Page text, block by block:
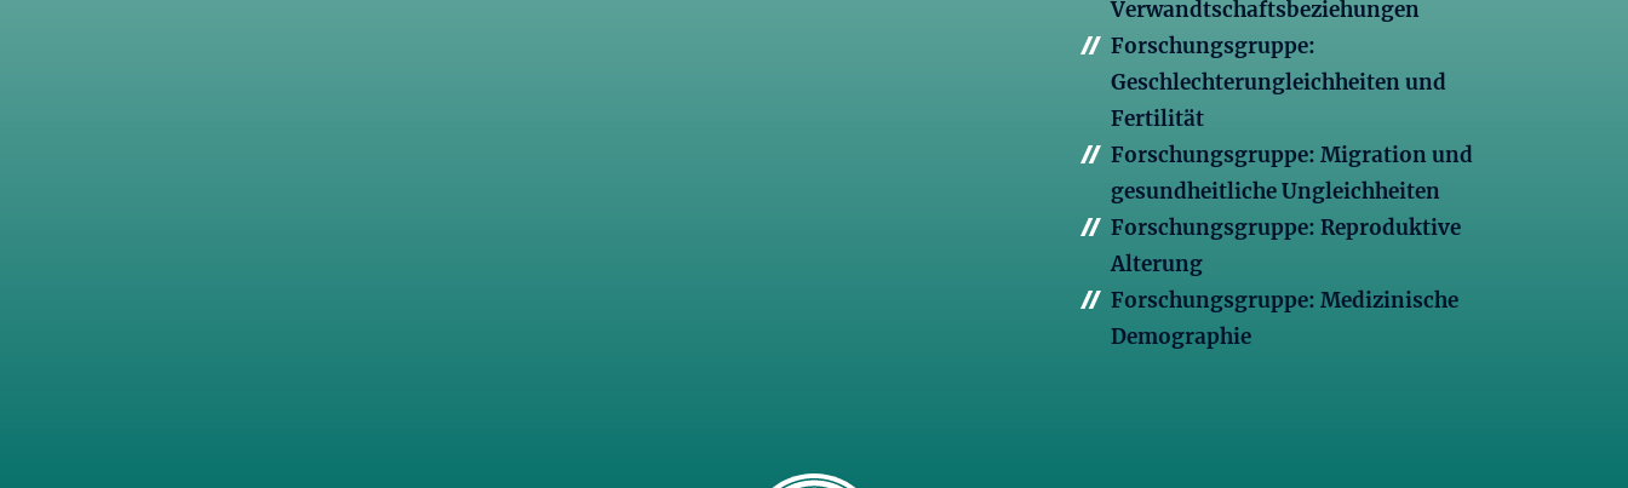
Verwandtschaftsbeziehungen
Forschungsgruppe:
Geschlechterungleichheiten und
Fertilität
Forschungsgruppe: Migration und
gesundheitliche Ungleichheiten
Forschungsgruppe: Reproduktive
Alterung
Forschungsgruppe: Medizinische
Demographie